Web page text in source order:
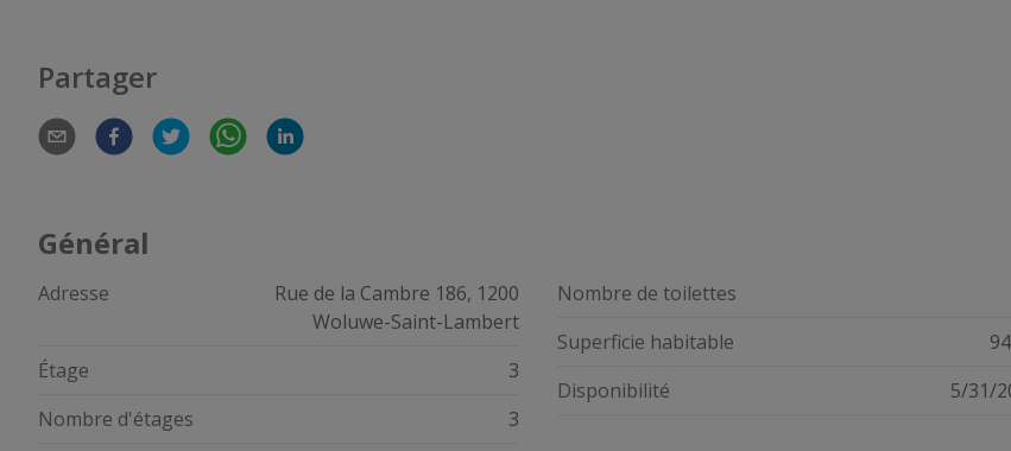
Partager
Général
Adresse
Rue de la Cambre 186, 1200
Woluwe-Saint-Lambert
Étage
3
Nombre d'étages
3
Nombre de toilettes
Superficie habitable
Disponibilité
5/31/